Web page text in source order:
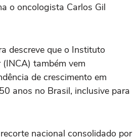
o oncologista Carlos Gil
descreve que o Instituto
também vem
de crescimento em
anos no Brasil, inclusive para
nacional consolidado por